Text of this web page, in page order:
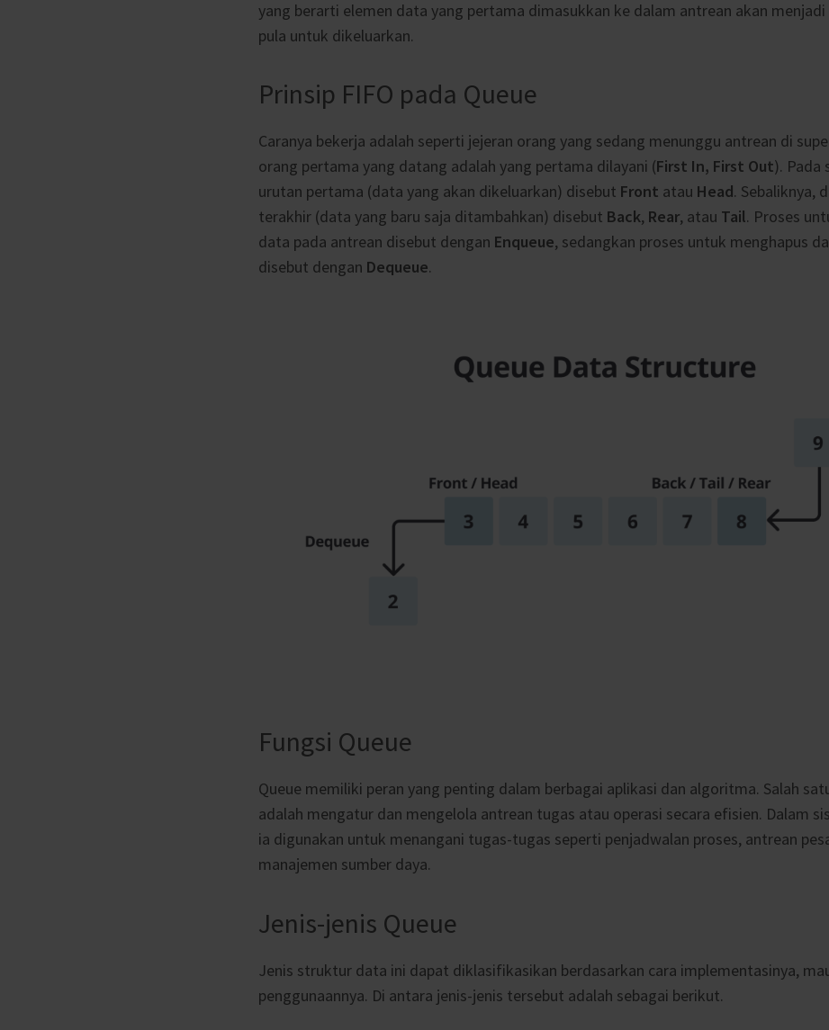
yang berarti elemen data yang pertama dimasukkan ke dalam antrean akan
pula untuk dikeluarkan.
Prinsip FIFO pada Queue
Caranya bekerja adalah seperti jejeran orang yang sedang menunggu antrean di
orang pertama yang datang adalah yang pertama dilayani (First In, First Out). Pada
urutan pertama (data yang akan dikeluarkan) disebut Front atau Head. Sebaliknya,
terakhir (data yang baru saja ditambahkan) disebut Back, Rear, atau Tail. Proses
data pada antrean disebut dengan Enqueue, sedangkan proses untuk menghapus
disebut dengan Dequeue.
Fungsi Queue
Queue memiliki peran yang penting dalam berbagai aplikasi dan algoritma. Salah
adalah mengatur dan mengelola antrean tugas atau operasi secara efisien. Dalam
ia digunakan untuk menangani tugas-tugas seperti penjadwalan proses, antrean
manajemen sumber daya.
Jenis-jenis Queue
Jenis struktur data ini dapat diklasifikasikan berdasarkan cara implementasinya,
penggunaannya. Di antara jenis-jenis tersebut adalah sebagai berikut.